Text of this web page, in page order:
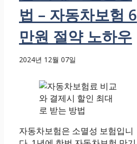
법 – 자동차보험 6
만원 절약 노하우
2024년 12월 07일
자동차보험은 소멸성 보험입니